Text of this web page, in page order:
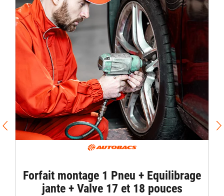
Forfait montage 1 Pneu + Equilibrage
jante + Valve 17 et 18 pouces